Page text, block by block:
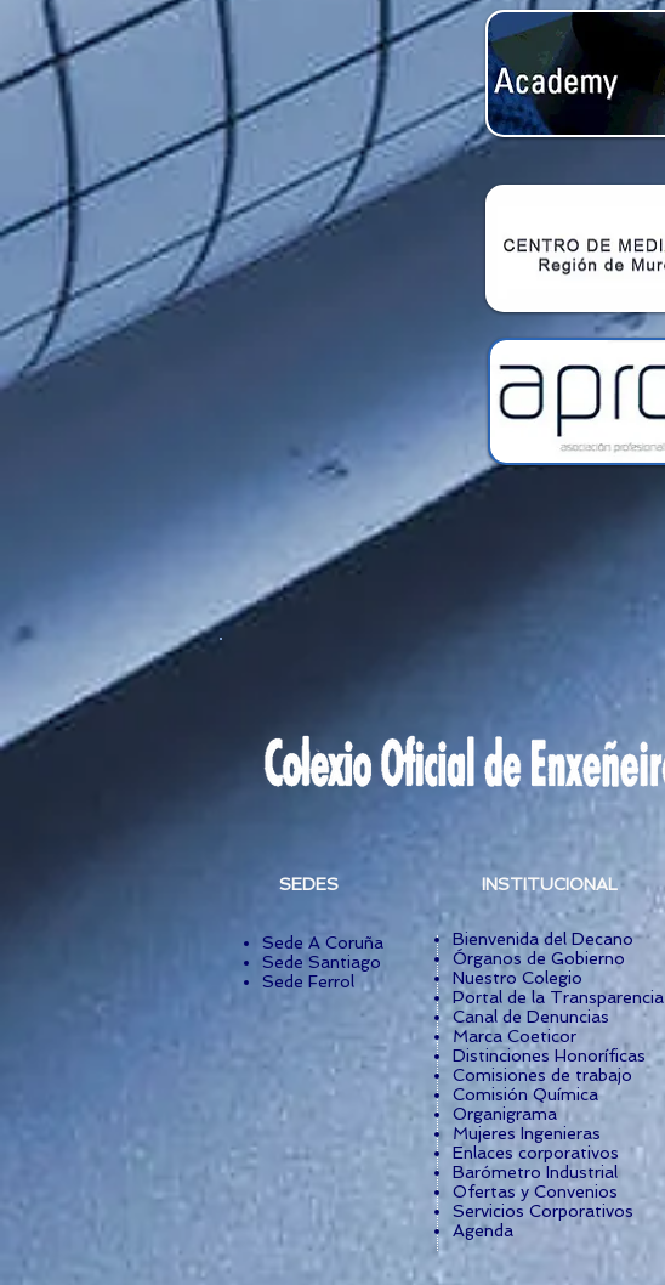
SEDES INSTITUCIONAL
Sede A Coruña
Sede Santiago
Sede Ferrol
Bienvenida del Decano
Órganos de Gobierno
Nuestro Colegio
Portal de la Transparencia
Canal de Denuncias
Marca Coeticor
Distinciones Honoríficas
Comisiones de trabajo
Comisión Química
Organigrama
Mujeres Ingenieras
Enlaces corporativos
Barómetro Industrial
Ofertas y Convenios
Servicios Corporativos
Agenda